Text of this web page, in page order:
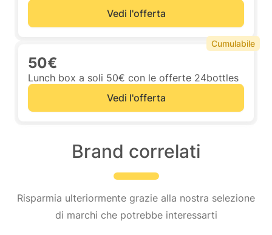
Vedi l'offerta
50€
Lunch box a soli 50€ con le offerte 24bottles
Vedi l'offerta
Cumulabile
Brand correlati
Risparmia ulteriormente grazie alla nostra selezione
di marchi che potrebbe interessarti